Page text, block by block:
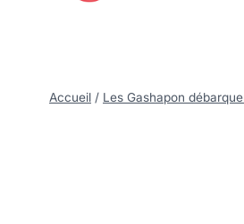
Accueil / Les Gashapon